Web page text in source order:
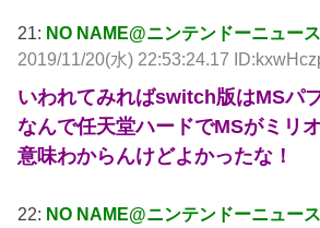
21: NO NAME@ニンテンドーニュー
2019/11/20(水) 22:53:24.17
いわれてみればswitch版はMSパ
なんで任天堂ハードでMSがミリ
意味わからんけどよかったな！
22: NO NAME@ニンテンドーニュー